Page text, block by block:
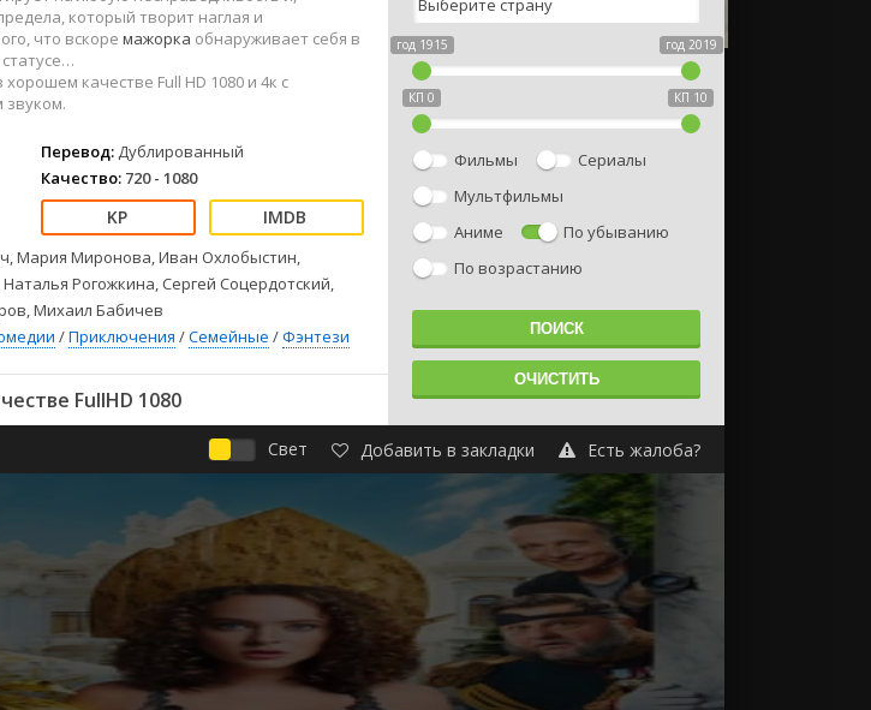
Спорт
Фэнтези
2022
СССР
Зарубежные
Фильмы из соцетей
который творит наглая и
что вскоре мажорка обнаруживает себя в
качестве Full HD 1080 и 4к с
Перевод: Дублированный
Качество: 720 - 1080
Мария Миронова, Иван Охлобыстин,
Рогожкина, Сергей Соцердотский,
Михаил Бабичев
/Приключения /Семейные /Фэнтези
FullHD 1080
год 1915 год 2019
КП 0 КП 10
Фильмы
Сериалы
Мультфильмы
Аниме
По убыванию
По возрастанию
Свет Добавить в закладки Есть жалоба?